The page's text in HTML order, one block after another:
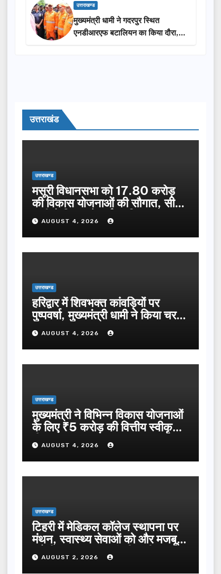
उत्तराखण्ड
मुख्यमंत्री धामी ने गदरपुर स्थित
एनडीआरएफ बटालियन का किया दौरा,
आपदा प्रबंधन तैयारियों का लिया जायजा
उत्तराखंड
उत्तराखण्ड
मसूरी विधानसभा को 17.80 करोड़
की विकास योजनाओं की सौगात, सीएम
धामी ने किया लोकार्पण-शिलान्यास.
AUGUST 4, 2026
उत्तराखण्ड
हरिद्वार में शिवभक्त कांवड़ियों पर
पुष्पवर्षा, मुख्यमंत्री धामी ने किया चरण
प्रक्षालन…
AUGUST 4, 2026
उत्तराखण्ड
मुख्यमंत्री ने विभिन्न विकास योजनाओं
के लिए ₹5 करोड़ की वित्तीय स्वीकृति
दी…AUGUST 4, 2026
उत्तराखण्ड
टिहरी में मेडिकल कॉलेज स्थापना पर
मंथन, स्वास्थ्य सेवाओं को और मजबूत
करेगी सरकार: मुख्यमंत्री धामी…
AUGUST 2, 2026